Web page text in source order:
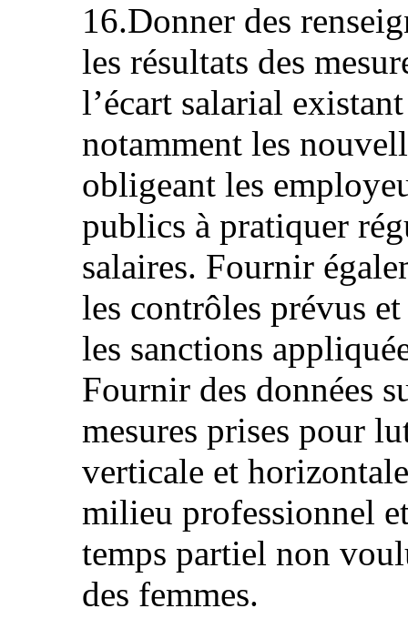
16.Donner des
les résultats des
l’écart salarial
notamment les
obligeant les
publics à pratiquer
salaires. Fournir
les contrôles prévus
les sanctions
Fournir des données
mesures prises pour
verticale et
milieu professionnel
temps partiel non
des femmes.